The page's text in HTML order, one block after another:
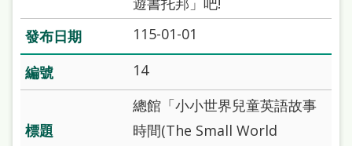
理
辦
法
絡
115-01-01
14
總館「小小世界兒童英語故事
時間(The Small World